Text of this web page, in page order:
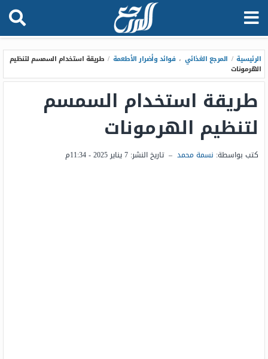
الرئيسية / المرجع الغذائي ، فوائد وأضرار الأطعمة / طريقة استخدام السمسم لتنظيم
الهرمونات
طريقة استخدام السمسم
لتنظيم الهرمونات
كتب بواسطة: نسمة محمد – تاريخ النشر: 7 يناير 2025 - 11:34م